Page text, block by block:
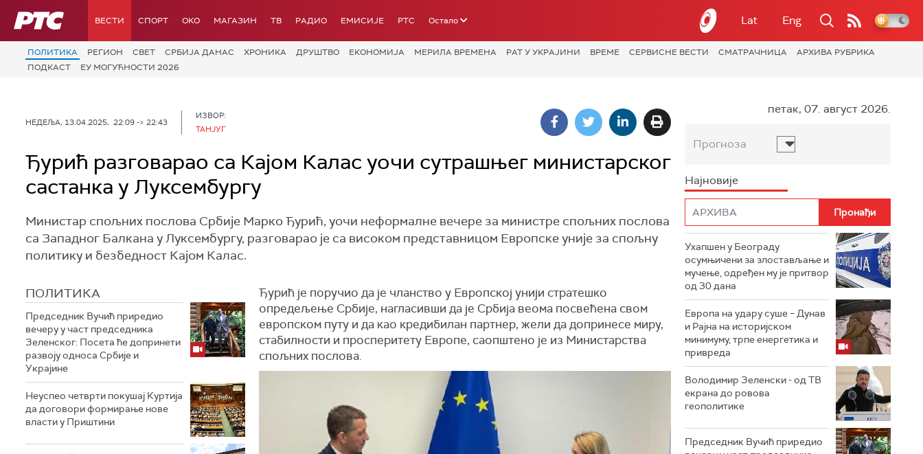
РТС ВЕСТИ СПОРТ OKO МАГАЗИН ТВ РАДИО ЕМИСИЈЕ РТС Остало Lat Eng
ПОЛИТИКА РЕГИОН СВЕТ СРБИЈА ДАНАС ХРОНИКА ДРУШТВО ЕКОНОМИЈА МЕРИЛА ВРЕМЕНА РАТ У УКРАЈИНИ ВРЕМЕ СЕРВИСНЕ ВЕСТИ СМАТРАЧНИЦА
АРХИВА РУБРИКА
ПОДКАСТ
ЕУ МОГУЋНОСТИ 2026
НЕДЕЉА, 13.04.2025, 22:09 -> 22:43
ИЗВОР:
ТАНЈУГ
Ђурић разговарао са Кајом Калас уочи сутрашњег министарског
састанка у Луксембургу
Министар спољних послова Србије Марко Ђурић, уочи неформалне вечере за министре спољних послова
са Западног Балкана у Луксембургу, разговарао је са високом представницом Европске уније за спољну
политику и безбедност Кајом Калас.
ПОЛИТИКА
Председник Вучић приредио
вечеру у част председника
Зеленског: Посета ће допринети
развоју односа Србије и
Украјине
Неуспео четврти покушај Куртија
да договори формирање нове
власти у Приштини
Ђурић је поручио да је чланство у Европској унији стратешко
опредељење Србије, нагласивши да је Србија веома посвећена свом
европском путу и да као кредибилан партнер, жели да допринесе миру,
стабилности и просперитету Европе, саопштено је из Министарства
спољних послова.
петак, 07. август 2026.
Прогноза
Најновије
Ухапшен у Београду
осумњичени за злостављање и
мучење, одређен му је притвор
од 30 дана
Европа на удару суше – Дунав
и Рајна на историјском
минимуму, трпе енергетика и
привреда
Володимир Зеленски - од ТВ
екрана до ровова
геополитике
Председник Вучић приредио